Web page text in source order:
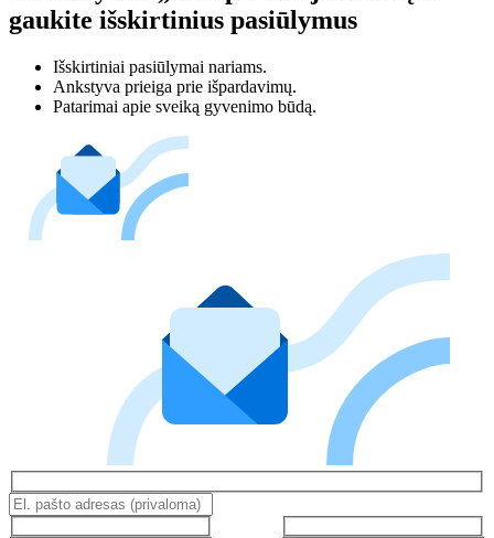
gaukite išskirtinius pasiūlymus
Išskirtiniai pasiūlymai nariams.
Ankstyva prieiga prie išpardavimų.
Patarimai apie sveiką gyvenimo būdą.